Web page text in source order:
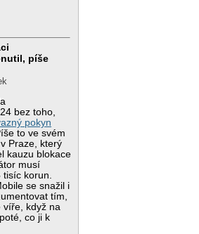
píše
bez toho,
pokyn
to ve svém
Praze, který
kauzu blokace
musí
korun.
se snažil i
tím,
víře, když na
co ji k